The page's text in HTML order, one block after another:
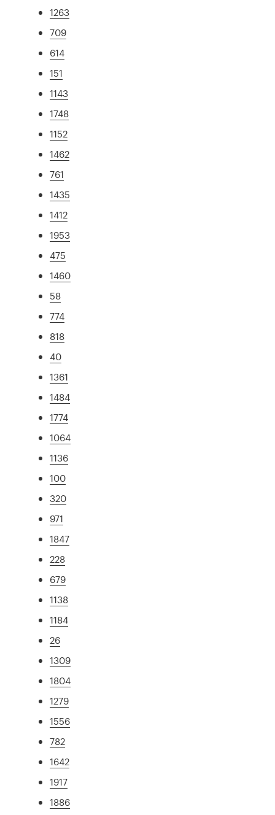
1263
709
614
151
1143
1748
1152
1462
761
1435
1412
1953
475
1460
58
774
818
40
1361
1484
1774
1064
1136
100
320
971
1847
228
679
1138
1184
26
1309
1804
1279
1556
782
1642
1917
1886